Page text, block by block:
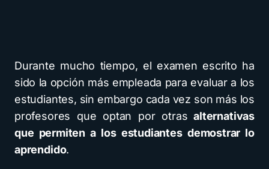
Durante mucho tiempo, el examen escrito ha
sido la opción más empleada para evaluar a los
estudiantes, sin embargo cada vez son más los
profesores que optan por otras alternativas
que permiten a los estudiantes demostrar lo
aprendido.